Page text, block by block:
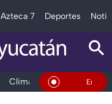
Azteca 7 Deportes
Clima Deportes En Vivo